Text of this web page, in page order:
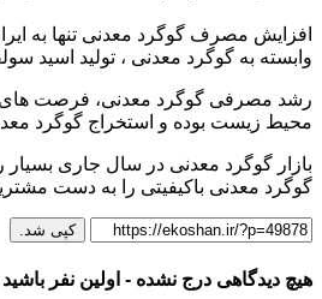
افزایش مصرف گوگرد معدنی تنها به
وابسته به گوگرد معدنی ، تولید اسید
رشد مصرفی گوگرد معدنی، فرصت های
محیط زیست بوده و استخراج گوگرد
بازار گوگرد معدنی در سال جاری بسیار
گوگرد معدنی باکیفیتی را به دست
کپی شد.
هیچ دیدگاهی درج نشده - اولین نفر باشید